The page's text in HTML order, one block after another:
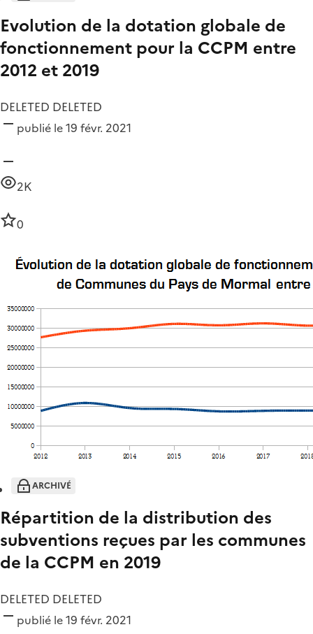
Evolution de la dotation globale de
fonctionnement pour la CCPM entre
2012 et 2019
DELETED DELETED
publié le 19 févr. 2021
2K
0
ARCHIVÉ
Répartition de la distribution des
subventions reçues par les communes
de la CCPM en 2019
DELETED DELETED
publié le 19 févr. 2021